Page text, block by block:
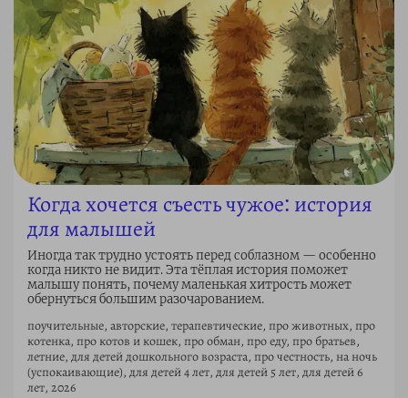
Когда хочется съесть чужое: история
для малышей
Иногда так трудно устоять перед соблазном — особенно
когда никто не видит. Эта тёплая история поможет
малышу понять, почему маленькая хитрость может
обернуться большим разочарованием.
поучительные, авторские, терапевтические, про животных, про
котенка, про котов и кошек, про обман, про еду, про братьев,
летние, для детей дошкольного возраста, про честность, на ночь
(успокаивающие), для детей 4 лет, для детей 5 лет, для детей 6
лет, 2026